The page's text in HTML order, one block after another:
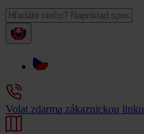
Volat zdarma zákaznickou linku